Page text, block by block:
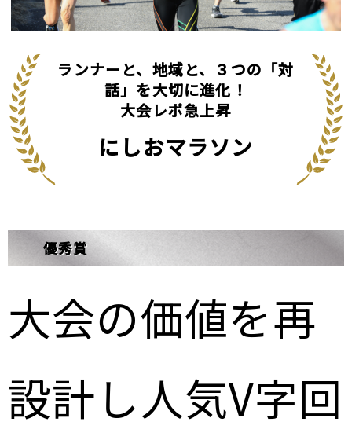
ランナーと、地域と、３つの「対
話」を大切に進化！
大会レポ急上昇
にしおマラソン
優秀賞
大会の価値を再
設計し人気V字回